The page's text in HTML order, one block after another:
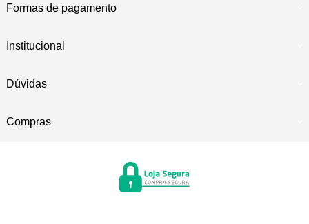
Formas de pagamento
Institucional
Dúvidas
Compras